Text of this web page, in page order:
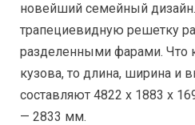
новейший семейный
трапециевидную решетку
разделенными фарами. Что
кузова, то длина, ширина и
составляют 4822 х 1883 х
— 2833 мм.